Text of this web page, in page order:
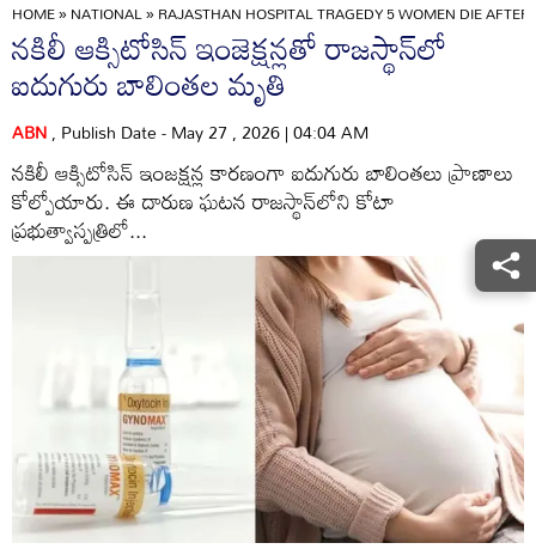
HOME»NATIONAL»RAJASTHAN HOSPITAL TRAGEDY 5 WOMEN DIE
నకిలీ ఆక్సిటోసిన్‌ ఇంజెక్షన్లతో రాజస్థాన్‌లో
ఐదుగురు బాలింతల మృతి
ABN, Publish Date - May 27 , 2026 | 04:04 AM
నకిలీ ఆక్సిటోసిన్‌ ఇంజక్షన్ల కారణంగా ఐదుగురు బాలింతలు ప్రాణాలు
కోల్పోయారు. ఈ దారుణ ఘటన రాజస్థాన్‌లోని కోటా
ప్రభుత్వాస్పత్రిలో...